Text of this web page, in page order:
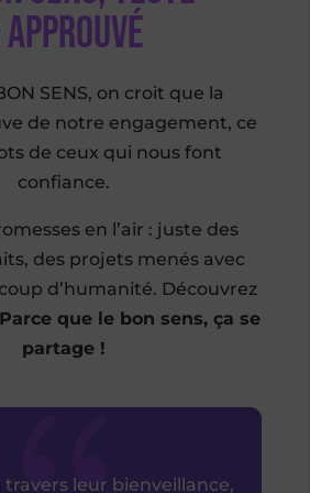
approuvé
SENS, on croit que la
de notre engagement, ce
de ceux qui nous font
confiance.
en l’air : juste des
des projets menés avec
d’humanité. Découvrez
Parce que le bon sens, ça se
partage !